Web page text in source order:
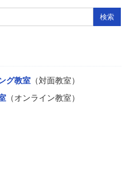
グ教室 （対面教室）
（オンライン教室）